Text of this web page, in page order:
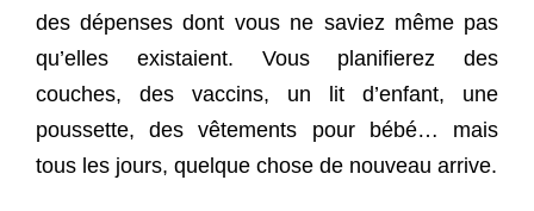
des dépenses dont vous ne saviez même pas
qu’elles existaient. Vous planifierez des
couches, des vaccins, un lit d’enfant, une
poussette, des vêtements pour bébé… mais
tous les jours, quelque chose de nouveau arrive.